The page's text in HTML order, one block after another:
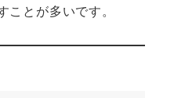
ことが多いです。